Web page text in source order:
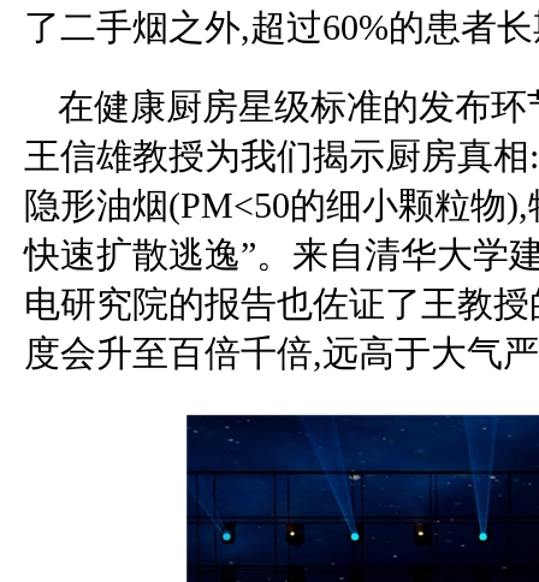
了二手烟之外,超过60%的患者
在健康厨房星级标准的发布
王信雄教授为我们揭示厨房真
隐形油烟(PM<50的细小颗粒物
快速扩散逃逸”。来自清华大学
电研究院的报告也佐证了王教
度会升至百倍千倍,远高于大气